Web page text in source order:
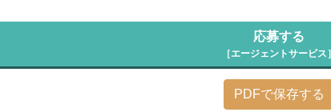
応募する
［エージェントサービス］
PDFで保存する